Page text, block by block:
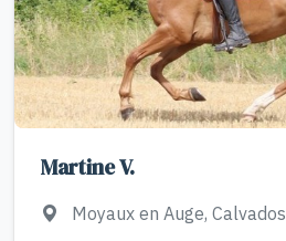
Martine V.
Moyaux en Auge, Calvados